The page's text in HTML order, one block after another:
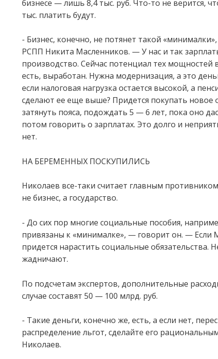
бизнесе — лишь 8,4 тыс. руб. Что-то не верится,
тыс. платить будут.
- Бизнес, конечно, не потянет такой
РСПП Никита Масленников. — У нас и так
производство. Сейчас потенциал тех мощностей
есть, выработан. Нужна модернизация, а это
если налоговая нагрузка остается высокой, а
сделают ее еще выше? Придется покупать новое
затянуть пояса, подождать 5 — 6 лет, пока оно
потом говорить о зарплатах. Это долго и
нет.
НА БЕРЕМЕННЫХ ПОСКУПИЛИСЬ
Николаев все-таки считает главным
не бизнес, а государство.
- До сих пор многие социальные пособия,
привязаны к «минималке», — говорит он. — Если
придется нарастить социальные обязательства.
жадничают.
По подсчетам экспертов, дополнительные
случае составят 50 — 100 млрд. руб.
- Такие деньги, конечно же, есть, а если нет,
распределение льгот, сделайте его
Николаев.